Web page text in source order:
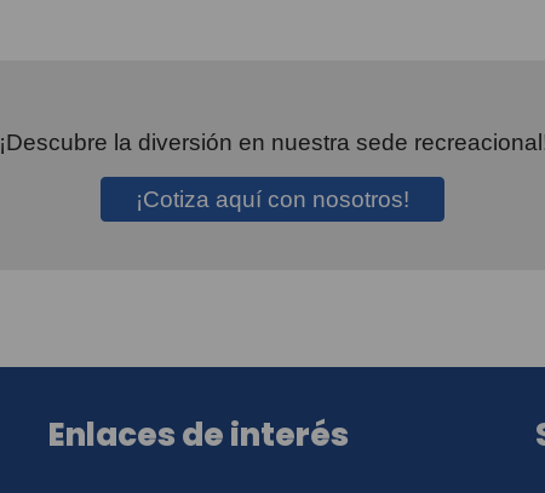
¡Descubre la diversión en nuestra sede
¡Cotiza aquí con nosotros!
Enlaces de interés